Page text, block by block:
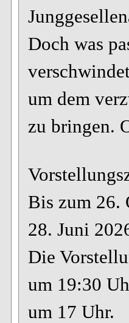
Doch was
um dem
zu bringen.
Bis zum 26.
28. Juni
Die
um 19:30
um 17 Uhr.